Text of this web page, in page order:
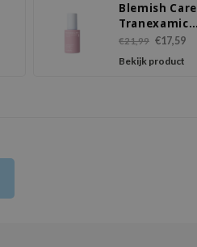
Blemish Care
Tranexamic
Acid 3 Serum
€21,99 €17,59
Bekijk product